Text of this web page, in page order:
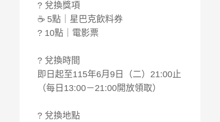
? 兌換獎項
☕ 5點｜星巴克飲料券
? 10點｜電影票
? 兌換時間
即日起至115年6月9日（二）21:00止
（每日13:00－21:00開放領取）
? 兌換地點